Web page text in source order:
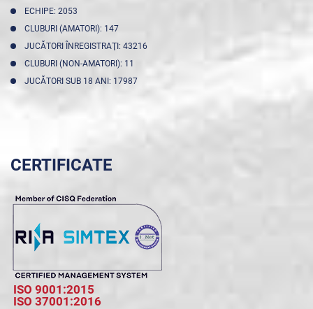
ECHIPE: 2053
CLUBURI (AMATORI): 147
JUCĂTORI ÎNREGISTRAŢI: 43216
CLUBURI (NON-AMATORI): 11
JUCĂTORI SUB 18 ANI: 17987
CERTIFICATE
ISO 9001:2015
ISO 37001:2016